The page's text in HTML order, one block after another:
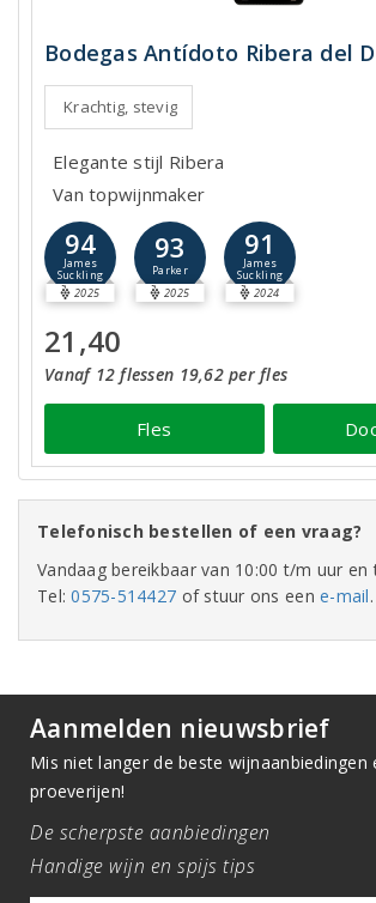
Bodegas Antídoto Ribera del
Krachtig, stevig
Elegante stijl Ribera
Van topwijnmaker
94
James
Suckling
2025
93
Parker
2025
91
James
Suckling
2024
21,40
Vanaf 12 flessen 19,62 per fles
Fles
Telefonisch bestellen of een vraag?
Vandaag bereikbaar van 10:00 t/m uur en
Tel:0575-514427 of stuur ons eene-mail.
Aanmelden nieuwsbrief
Mis niet langer de beste wijnaanbiedingen
proeverijen!
De scherpste aanbiedingen
Handige wijn en spijs tips